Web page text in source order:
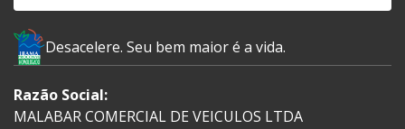
Desacelere. Seu bem maior é a vida.
Razão Social:
MALABAR COMERCIAL DE VEICULOS LTDA